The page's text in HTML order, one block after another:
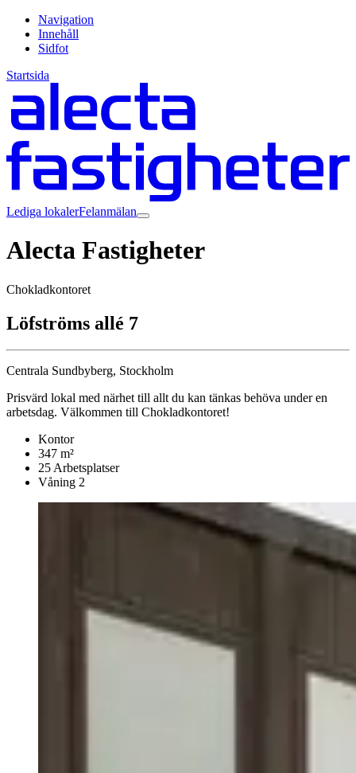
Navigation
Innehåll
Sidfot
Startsida
Lediga lokalerFelanmälan
Alecta Fastigheter
Chokladkontoret
Löfströms allé 7
Centrala Sundbyberg, Stockholm
Prisvärd lokal med närhet till allt du kan tänkas behöva under en
arbetsdag. Välkommen till Chokladkontoret!
Kontor
347 m²
25 Arbetsplatser
Våning 2